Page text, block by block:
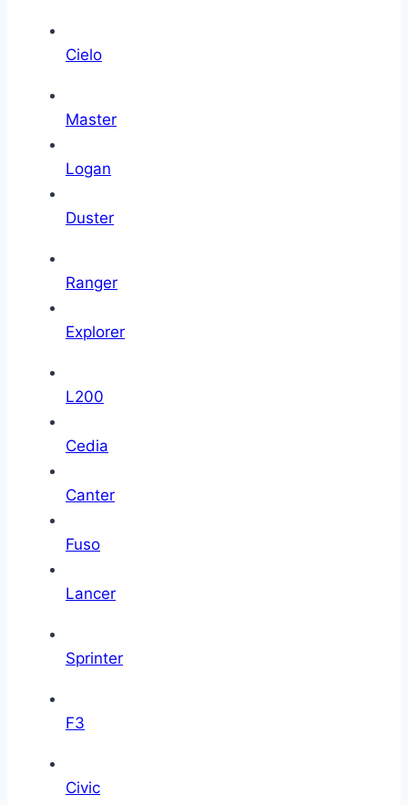
Cielo
Master
Logan
Duster
Ranger
Explorer
L200
Cedia
Canter
Fuso
Lancer
Sprinter
F3
Civic